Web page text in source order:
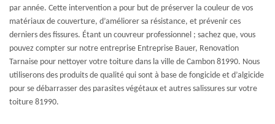
par année. Cette intervention a pour but de préserver la couleur de vos
matériaux de couverture, d’améliorer sa résistance, et prévenir ces
derniers des fissures. Étant un couvreur professionnel ; sachez que, vous
pouvez compter sur notre entreprise Entreprise Bauer, Renovation
Tarnaise pour nettoyer votre toiture dans la ville de Cambon 81990. Nous
utiliserons des produits de qualité qui sont à base de fongicide et d’algicide
pour se débarrasser des parasites végétaux et autres salissures sur votre
toiture 81990.